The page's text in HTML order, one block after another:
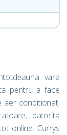
vara
pentru a face
aer conditionat,
datorita
online. Currys